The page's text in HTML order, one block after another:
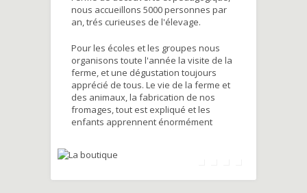
nous accueillons 5000 personnes par
an, trés curieuses de l'élevage.
Pour les écoles et les groupes nous
organisons toute l'année la visite de la
ferme, et une dégustation toujours
apprécié de tous. Le vie de la ferme et
des animaux, la fabrication de nos
fromages, tout est expliqué et les
enfants apprennent énormément